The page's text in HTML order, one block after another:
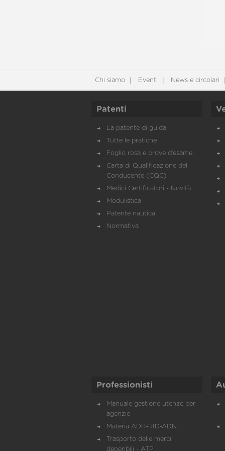
Chi siamo Eventi News e circolari
Patenti
La patente di guida
Tutte le pratiche
Foglio rosa e prove d’esame
Carta di Qualificazione del
Conducente (CQC)
Medici Certificatori - Novità
Modulistica
Patente nautica
Normativa
Professionisti
Manuale gestione utenze per
agenzie
Materia ADR-RID-ADN
Trasporto delle merci
deperibili - ATP